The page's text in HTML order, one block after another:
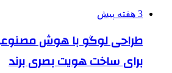
3 هفته پیش
طراحی لوگو با هوش
برای ساخت هویت بصری برند